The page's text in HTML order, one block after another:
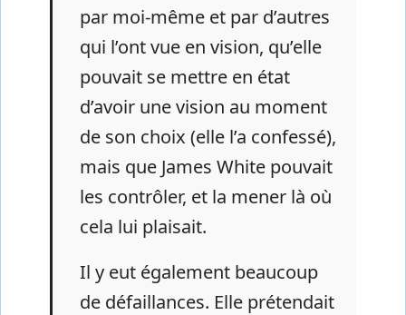
par moi-même et par d’autres
qui l’ont vue en vision, qu’elle
pouvait se mettre en état
d’avoir une vision au moment
de son choix (elle l’a confessé),
mais que James White pouvait
les contrôler, et la mener là où
cela lui plaisait.
Il y eut également beaucoup
de défaillances. Elle prétendait